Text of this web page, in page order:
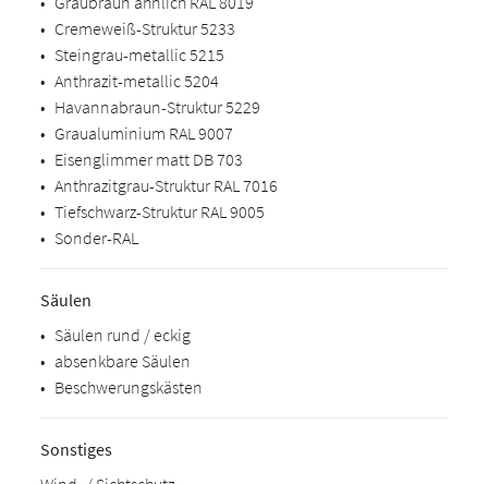
• Cremeweiß-Struktur 5233
• Steingrau-metallic 5215
• Anthrazit-metallic 5204
• Havannabraun-Struktur 5229
• Graualuminium RAL 9007
• Eisenglimmer matt DB 703
• Anthrazitgrau-Struktur RAL 7016
• Tiefschwarz-Struktur RAL 9005
• Sonder-RAL
Säulen
• Säulen rund / eckig
• absenkbare Säulen
• Beschwerungskästen
Sonstiges